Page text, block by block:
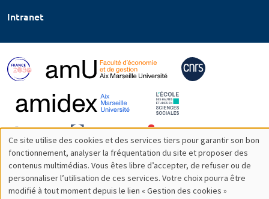
Intranet
Utilisation
des
Ce site utilise des cookies et des services tiers pour garantir son bon
fonctionnement, analyser la fréquentation du site et proposer des
contenus multimédias. Vous êtes libre d’accepter, de refuser ou de
personnaliser l’utilisation de ces services. Votre choix pourra être
modifié à tout moment depuis le lien « Gestion des cookies »